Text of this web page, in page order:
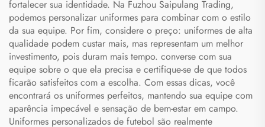
fortalecer sua identidade. Na Fuzhou Saipulang Trading,
podemos personalizar uniformes para combinar com o estilo
da sua equipe. Por fim, considere o preço: uniformes de alta
qualidade podem custar mais, mas representam um melhor
investimento, pois duram mais tempo. converse com sua
equipe sobre o que ela precisa e certifique-se de que todos
ficarão satisfeitos com a escolha. Com essas dicas, você
encontrará os uniformes perfeitos, mantendo sua equipe com
aparência impecável e sensação de bem-estar em campo.
Uniformes personalizados de futebol são realmente